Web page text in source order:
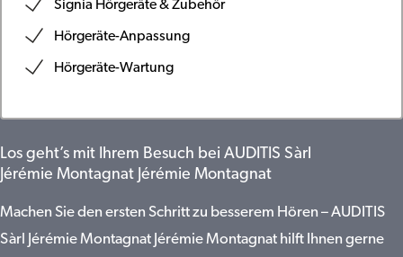
Signia Hörgeräte & Zubehör
Hörgeräte-Anpassung
Hörgeräte-Wartung
Los geht’s mit Ihrem Besuch bei AUDITIS Sàrl
Jérémie Montagnat Jérémie Montagnat
Machen Sie den ersten Schritt zu besserem Hören – AUDITIS
Sàrl Jérémie Montagnat Jérémie Montagnat hilft Ihnen gerne